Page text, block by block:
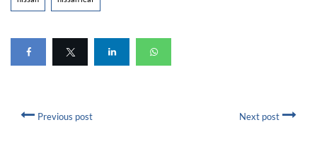
Previous post Next post